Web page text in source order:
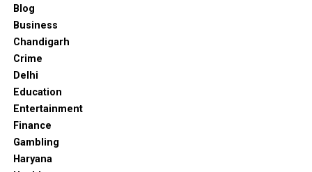
Blog
Business
Chandigarh
Crime
Delhi
Education
Entertainment
Finance
Gambling
Haryana